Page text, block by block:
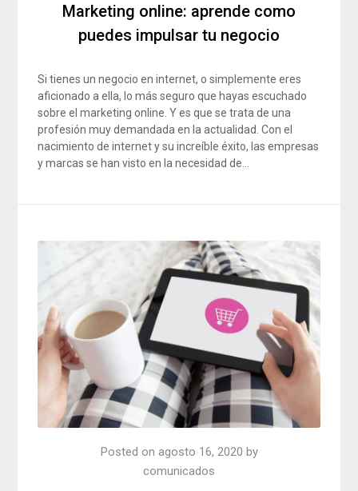
Marketing online: aprende como
puedes impulsar tu negocio
Si tienes un negocio en internet, o simplemente eres
aficionado a ella, lo más seguro que hayas escuchado
sobre el marketing online. Y es que se trata de una
profesión muy demandada en la actualidad. Con el
nacimiento de internet y su increíble éxito, las empresas
y marcas se han visto en la necesidad de…
Posted on agosto 16, 2020 by
comunicados